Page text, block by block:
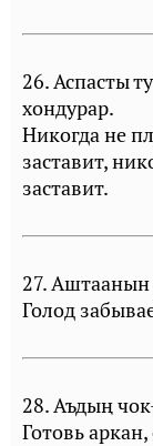
26. Аспасты
хондурар.
Никогда не
заставит,
заставит.
27. Аштаанын
Голод
28. Аъдың
Готовь